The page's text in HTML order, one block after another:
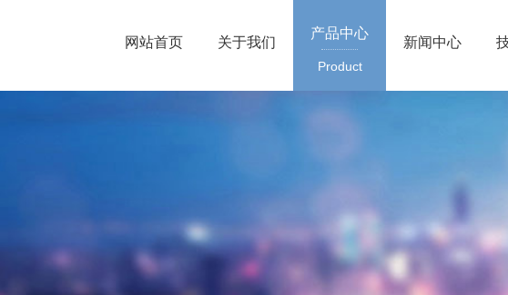
网站首页 关于我们
产品中心
Product
新闻中心